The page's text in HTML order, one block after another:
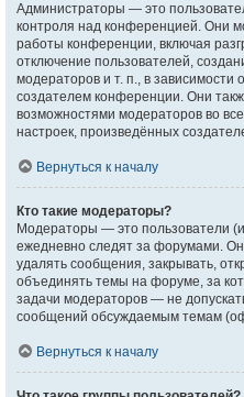
Администраторы — это
контроля над конференцией. Они
работы конференции, включая
отключение пользователей,
модераторов и т. п., в зависимости
создателем конференции. Они
возможностями модераторов во
настроек, произведённых
Вернуться к началу
Кто такие модераторы?
Модераторы — это пользователи
ежедневно следят за форумами.
удалять сообщения, закрывать,
объединять темы на форуме, за
задачи модераторов — не
сообщений обсуждаемым темам
Вернуться к началу